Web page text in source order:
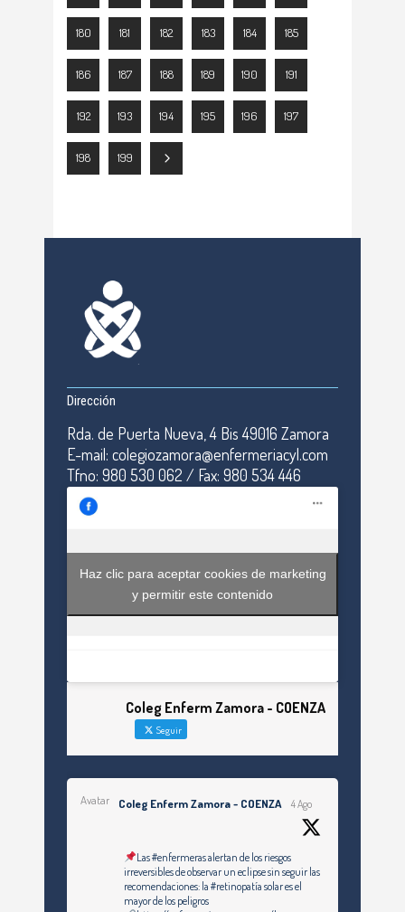
180 181 182 183 184 185
186 187 188 189 190 191
192 193 194 195 196 197
198 199
Dirección
Rda. de Puerta Nueva, 4 Bis 49016 Zamora
E-mail: colegiozamora@enfermeriacyl.com
Tfno: 980 530 062 / Fax: 980 534 446
Haz clic para aceptar cookies de marketing
y permitir este contenido
Coleg Enferm Zamora - COENZA
Seguir
Avatar Coleg Enferm Zamora - COENZA 4 Ago
Las #enfermeras alertan de los riesgos
irreversibles de observar un eclipse sin seguir las
recomendaciones: la #retinopatía solar es el
mayor de los peligros